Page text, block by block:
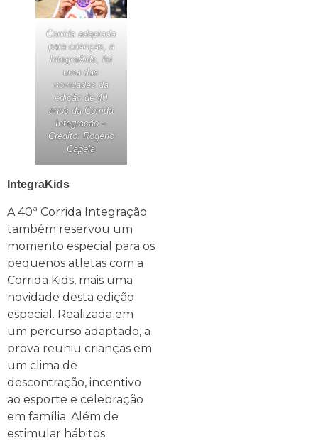
Corrida adaptada
para crianças, a
IntegraKids, foi
uma das
novidades da
edição de 40
anos da Corrida
Integração –
Crédito: Rogério
Capela
IntegraKids
A 40ª Corrida Integração
também reservou um
momento especial para os
pequenos atletas com a
Corrida Kids, mais uma
novidade desta edição
especial. Realizada em
um percurso adaptado, a
prova reuniu crianças em
um clima de
descontração, incentivo
ao esporte e celebração
em família. Além de
estimular hábitos